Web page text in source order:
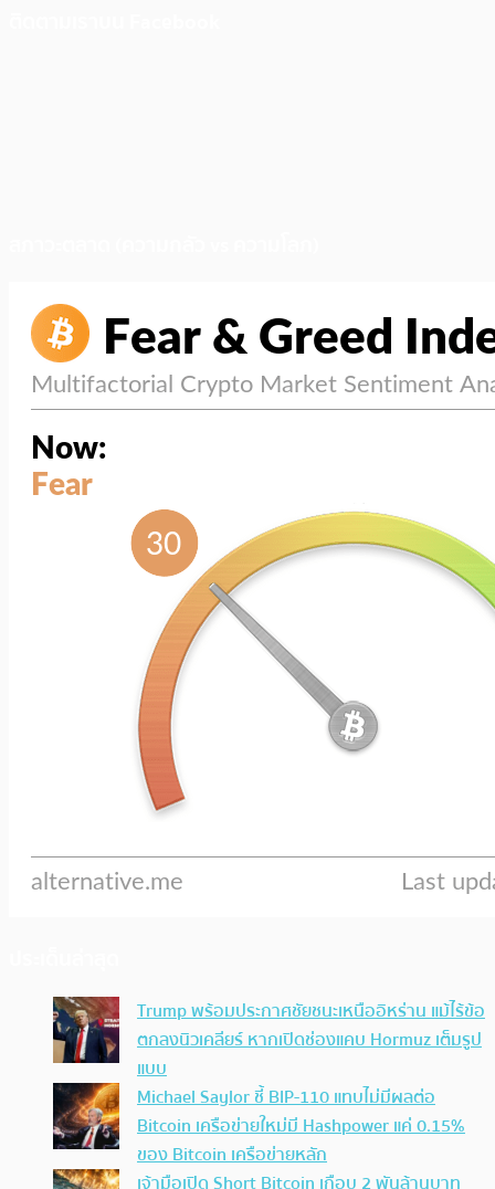
Trump พร้อมประกาศชัยชนะเหนืออิหร่าน แม้ไร้ข้อ
ตกลงนิวเคลียร์ หากเปิดช่องแคบ Hormuz เต็มรูป
แบบ
Michael Saylor ชี้ BIP-110 แทบไม่มีผลต่อ
Bitcoin เครือข่ายใหม่มี Hashpower แค่ 0.15%
ของ Bitcoin เครือข่ายหลัก